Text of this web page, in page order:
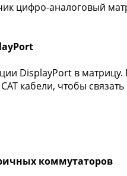
цифро-аналоговый
DisplayPort в
кабели, чтобы
коммутаторов